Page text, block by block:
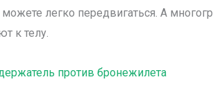
легко передвигаться. А
к телу.
против бронежилета